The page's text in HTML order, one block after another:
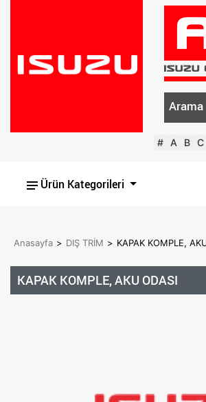
Arama
# A B C
Ürün Kategorileri
Anasayfa > DIŞ TRİM > KAPAK KOMPLE,
KAPAK KOMPLE, AKU ODASI